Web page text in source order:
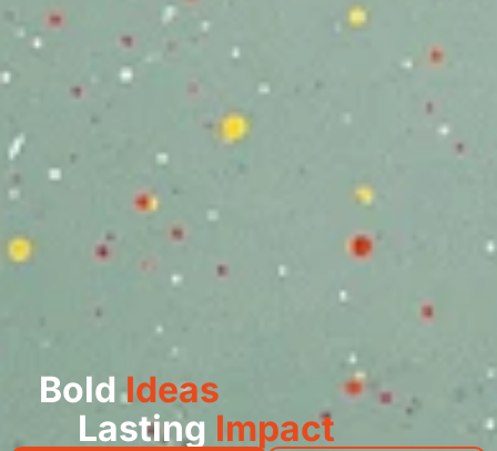
BoldIdeas
Lasting Impact